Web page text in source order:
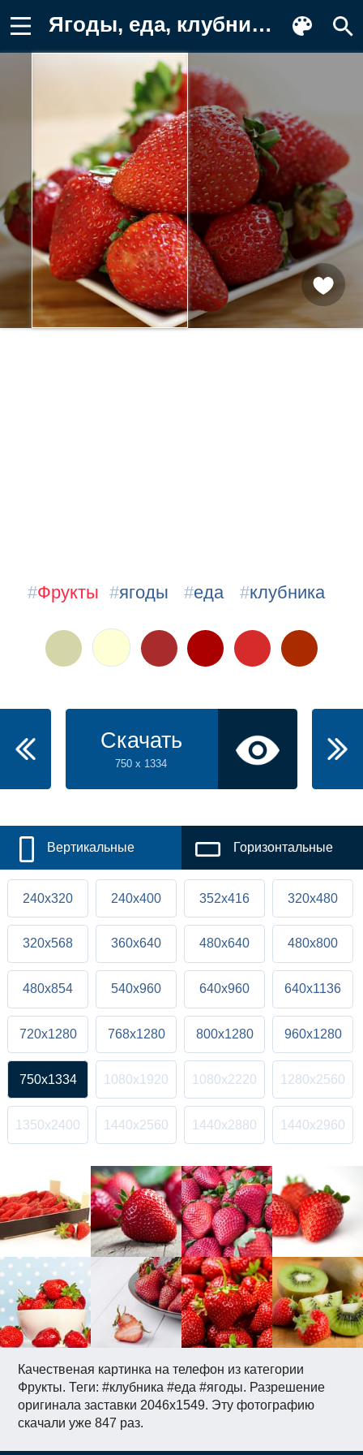
Ягоды, еда, клубника Обои
Качественая картинка на телефон из категории
Фрукты. Теги: #клубника #еда #ягоды. Разрешение
оригинала заставки 2046x1549. Эту фотографию
скачали уже 847 раз.
#Фрукты #ягоды #еда #клубника
Скачать
750 x 1334
Вертикальные Горизонтальные
240x320 240x400 352x416 320x480
320x568 360x640 480x640 480x800
480x854 540x960 640x960 640x1136
720x1280 768x1280 800x1280 960x1280
750x1334 1080x1920 1080x2220 1280x2560
1350x2400 1440x2560 1440x2880 1440x2960